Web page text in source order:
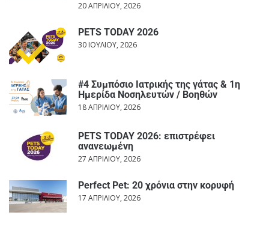
20 ΑΠΡΙΛΊΟΥ, 2026
PETS TODAY 2026
30 ΙΟΥΛΊΟΥ, 2026
#4 Συμπόσιο Ιατρικής της γάτας & 1η
Ημερίδα Νοσηλευτών / Βοηθών
18 ΑΠΡΙΛΊΟΥ, 2026
PETS TODAY 2026: επιστρέφει
ανανεωμένη
27 ΑΠΡΙΛΊΟΥ, 2026
Perfect Pet: 20 χρόνια στην κορυφή
17 ΑΠΡΙΛΊΟΥ, 2026